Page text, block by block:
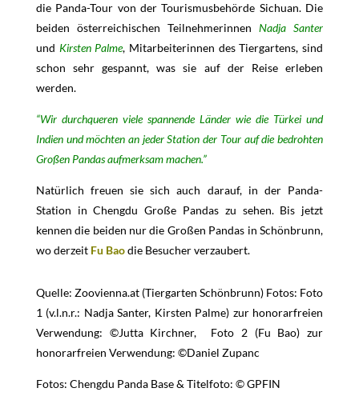
die Panda-Tour von der Tourismusbehörde Sichuan. Die
beiden österreichischen TeilnehmerinnenNadja Santer
und Kirsten Palme, Mitarbeiterinnen des Tiergartens, sind
schon sehr gespannt, was sie auf der Reise erleben
werden.
“Wir durchqueren viele spannende Länder wie die Türkei und
Indien und möchten an jeder Station der Tour auf die bedrohten
Großen Pandas aufmerksam machen.”
Natürlich freuen sie sich auch darauf, in der Panda-
Station in Chengdu Große Pandas zu sehen. Bis jetzt
kennen die beiden nur die Großen Pandas in Schönbrunn,
wo derzeit Fu Baodie Besucher verzaubert.
Quelle: Zoovienna.at (Tiergarten Schönbrunn) Fotos: Foto
1 (v.l.n.r.: Nadja Santer, Kirsten Palme) zur honorarfreien
Verwendung: ©Jutta Kirchner, Foto 2 (Fu Bao) zur
honorarfreien Verwendung: ©Daniel Zupanc
Fotos: Chengdu Panda Base & Titelfoto: © GPFIN